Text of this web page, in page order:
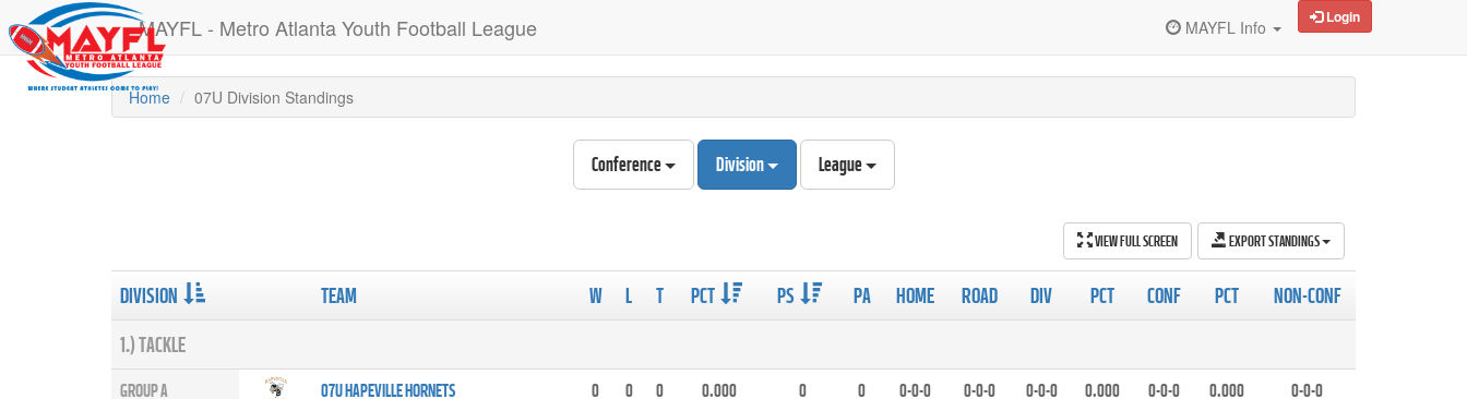
MAYFL - Metro Atlanta Youth Football League MAYFL Info Login
Home 07U Division Standings
Conference Division League
VIEW FULL SCREEN EXPORT STANDINGS
DIVISION TEAM W L T PCT PS PA HOME ROAD DIV PCT CONF PCT NON-CONF
1.) TACKLE
GROUP A 07U HAPEVILLE HORNETS 0 0 0 0.000 0 0 0-0-0 0-0-0 0-0-0 0.000 0-0-0 0.000 0-0-0